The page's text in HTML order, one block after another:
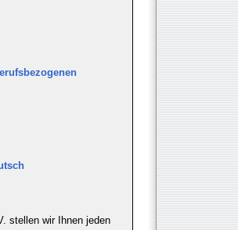
stellen wir Ihnen jeden